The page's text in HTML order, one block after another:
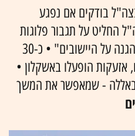
בודקים אם נפגע
החליט על תגבור פלוגות
לוחמים באיו"ש: "יחזק את ההגנה על היישובים" • כ-30
אזעקות הופעלו באשקלון •
- שמאפשר את המשך